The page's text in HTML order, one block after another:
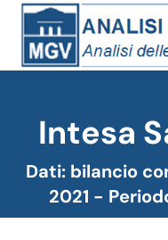
Intesa
Dati: bilancio
2021 -